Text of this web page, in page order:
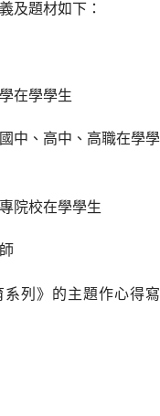
及題材如下：
在學學生
中、高中、高職在學學
院校在學學生
列》的主題作心得寫